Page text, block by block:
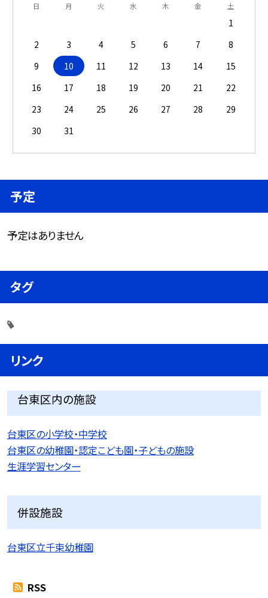
日 月 火 水 木 金 土
1
2
3 4 5 6 7
8
9
10 11 12 13 14
15
16
17 18 19 20 21
22
23
24 25 26 27 28
29
30
31
予定
予定はありません
タグ
リンク
台東区内の施設
台東区の小学校・中学校
台東区の幼稚園・認定こども園・子どもの施設
生涯学習センター
併設施設
台東区立千束幼稚園
RSS